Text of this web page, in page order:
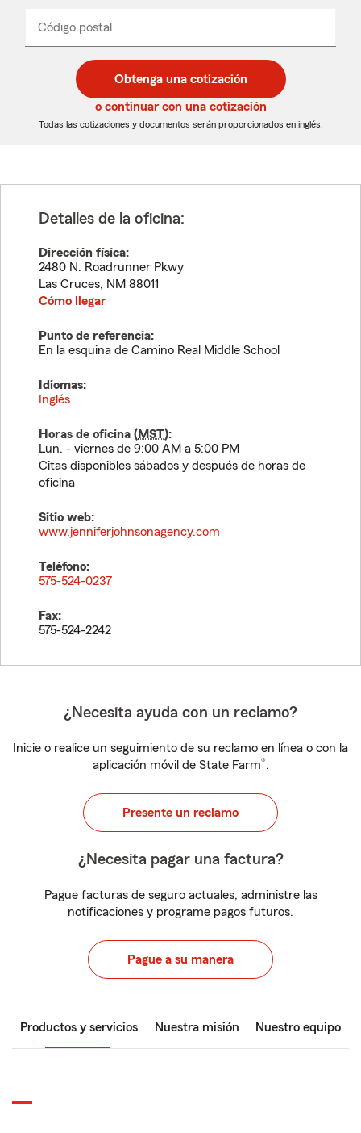
desplegable
Código postal
de
5
dígitos
de
5
dígitos
_____
Obtenga una cotización
o continuar con una cotización
Todas las cotizaciones y documentos serán proporcionados en inglés.
Detalles de la oficina:
Dirección física:
2480 N. Roadrunner Pkwy
Las Cruces, NM 88011
Cómo llegar
Punto de referencia:
En la esquina de Camino Real Middle School
Idiomas:
Inglés
Horas de oficina (MST):
Lun. - viernes de 9:00 AM a 5:00 PM
Citas disponibles sábados y después de horas de
oficina
Sitio web:
www.jenniferjohnsonagency.com
Teléfono:
575-524-0237
Fax:
575-524-2242
¿Necesita ayuda con un reclamo?
Inicie o realice un seguimiento de su reclamo en línea o con la
aplicación móvil de State Farm®.
Presente un reclamo
¿Necesita pagar una factura?
Pague facturas de seguro actuales, administre las
notificaciones y programe pagos futuros.
Pague a su manera
Productos y servicios Nuestra misión Nuestro equipo